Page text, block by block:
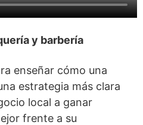
y barbería
enseñar cómo una
estrategia más clara
local a ganar
frente a su